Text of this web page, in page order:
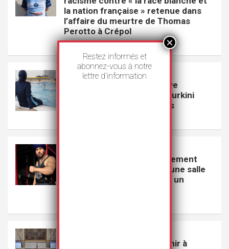
la nation française » retenue dans
l’affaire du meurtre de Thomas
Perotto à Crépol
27 juillet 2026 Rédaction
VEILLE
Le Conseil d’État de Genève
suspend l’interdiction du burkini
dans les piscines publiques
GoodLife s’excuse publiquement
pour avoir exclu un Sikh d’une salle
de sport parce qu’il portait un
Le projet de loi visant à punir à
Restez informés et
abonnez-vous à notre
lettre d’information